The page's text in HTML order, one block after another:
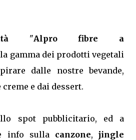
"Alpro fibre a
gamma dei prodotti vegetali
dalle nostre bevande,
e dai dessert.
spot pubblicitario, ed a
info sulla canzone,jingle